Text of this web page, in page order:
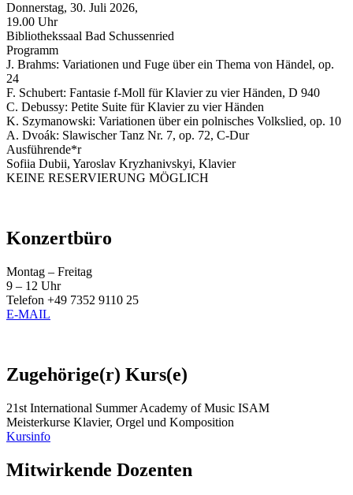
Donnerstag, 30. Juli 2026,
19.00 Uhr
Bibliothekssaal Bad Schussenried
Programm
J. Brahms: Variationen und Fuge über ein Thema von Händel, op.
24
F. Schubert: Fantasie f-Moll für Klavier zu vier Händen, D 940
C. Debussy: Petite Suite für Klavier zu vier Händen
K. Szymanowski: Variationen über ein polnisches Volkslied, op. 10
A. Dvoák: Slawischer Tanz Nr. 7, op. 72, C-Dur
Ausführende*r
Sofiia Dubii, Yaroslav Kryzhanivskyi, Klavier
KEINE RESERVIERUNG MÖGLICH
Konzertbüro
Montag – Freitag
9 – 12 Uhr
Telefon +49 7352 9110 25
E-MAIL
Zugehörige(r) Kurs(e)
21st International Summer Academy of Music ISAM
Meisterkurse Klavier, Orgel und Komposition
Kursinfo
Mitwirkende Dozenten